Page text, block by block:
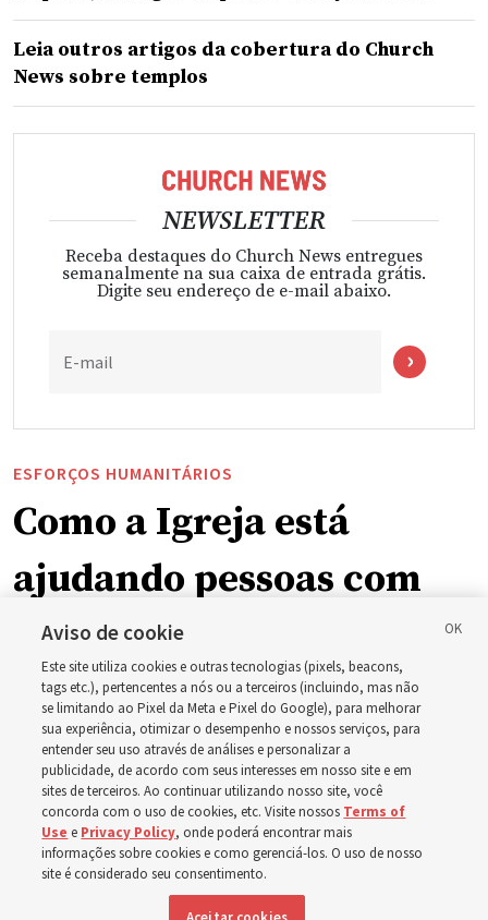
Leia outros artigos da cobertura do Church
News sobre templos
NEWSLETTER
Receba destaques do Church News entregues
semanalmente na sua caixa de entrada grátis.
Digite seu endereço de e-mail abaixo.
E-mail
ESFORÇOS HUMANITÁRIOS
Como a Igreja está
ajudando pessoas com
deficiência ao redor do
mundo, incluindo no
Brasil
Esforços no Brasil, Indonésia, El Salvador e Argentina
têm se concentrado no cuidado de pessoas com
deficiência
Aviso de cookie
Este site utiliza cookies e outras tecnologias (pixels, beacons,
tags etc.), pertencentes a nós ou a terceiros (incluindo, mas não
se limitando ao Pixel da Meta e Pixel do Google), para melhorar
sua experiência, otimizar o desempenho e nossos serviços, para
entender seu uso através de análises e personalizar a
publicidade, de acordo com seus interesses em nosso site e em
sites de terceiros. Ao continuar utilizando nosso site, você
concorda com o uso de cookies, etc. Visite nossos Terms of
Use e Privacy Policy, onde poderá encontrar mais
informações sobre cookies e como gerenciá-los. O uso de nosso
site é considerado seu consentimento.